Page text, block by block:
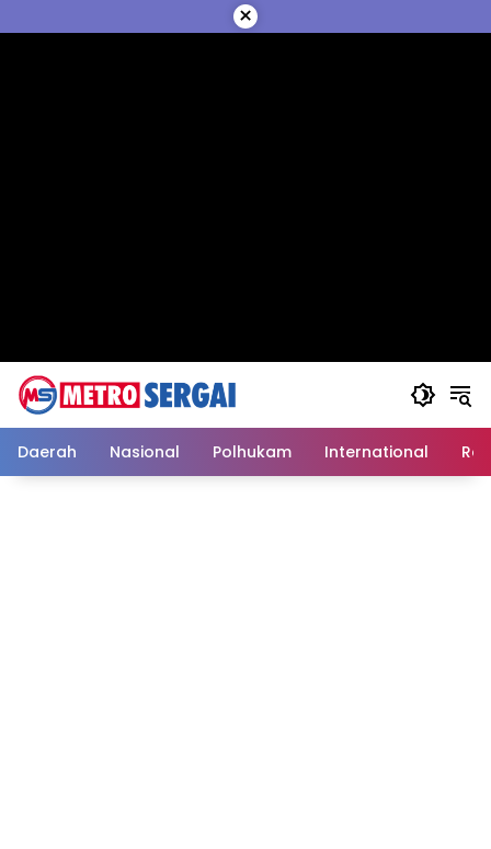
ke
×
Daerah Nasional Polhukam International